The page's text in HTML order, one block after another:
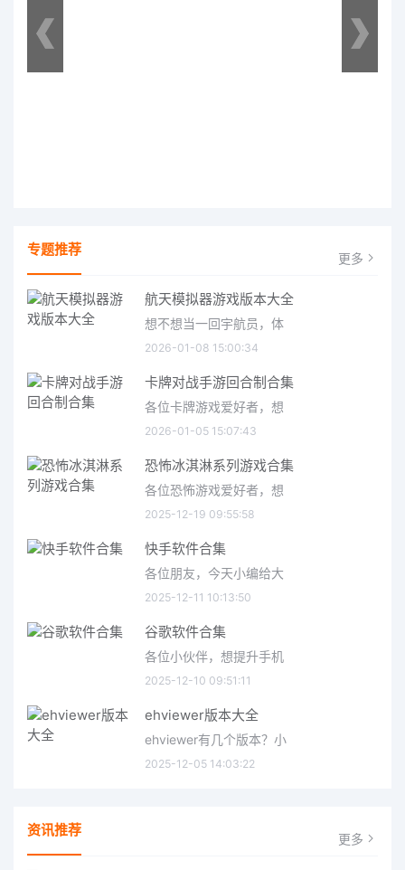
专题推荐 更多
航天模拟器游戏版本大全
想不想当一回宇航员，体
2026-01-08 15:00:34
卡牌对战手游回合制合集
各位卡牌游戏爱好者，想
2026-01-05 15:07:43
恐怖冰淇淋系列游戏合集
各位恐怖游戏爱好者，想
2025-12-19 09:55:58
快手软件合集
各位朋友，今天小编给大
2025-12-11 10:13:50
谷歌软件合集
各位小伙伴，想提升手机
2025-12-10 09:51:11
ehviewer版本大全
ehviewer有几个版本？小
2025-12-05 14:03:22
资讯推荐 更多